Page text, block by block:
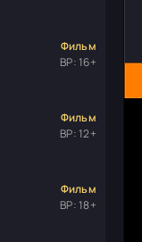
Фильм
ВР: 16+
Фильм
ВР: 12+
Фильм
ВР: 18+